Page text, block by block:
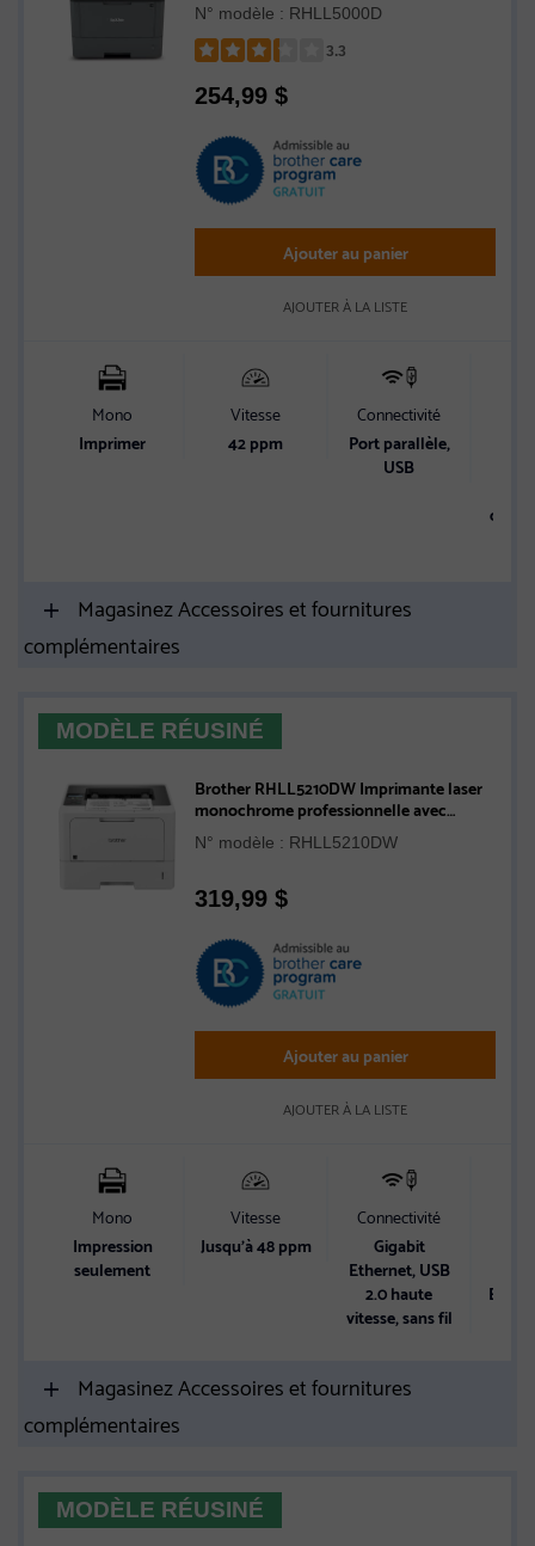
N° modèle : RHLL5000D
3.3
3.3
of
5
stars
254,99 $
Ajouter au panier
AJOUTER À LA LISTE
Mono
Imprimer
Vitesse
42 ppm
Connectivité
Port parallèle,
USB
Magasinez Accessoires et fournitures
complémentaires
MODÈLE RÉUSINÉ
Brother RHLL5210DW Imprimante laser
monochrome professionnelle avec
impression recto verso et capacités
réseau - Remise à neuf
N° modèle : RHLL5210DW
319,99 $
Ajouter au panier
AJOUTER À LA LISTE
Mono
Impression
seulement
Vitesse
Jusqu’à 48 ppm
Connectivité
Gigabit
Ethernet, USB
2.0 haute
vitesse, sans fil
Bac à
Magasinez Accessoires et fournitures
complémentaires
MODÈLE RÉUSINÉ